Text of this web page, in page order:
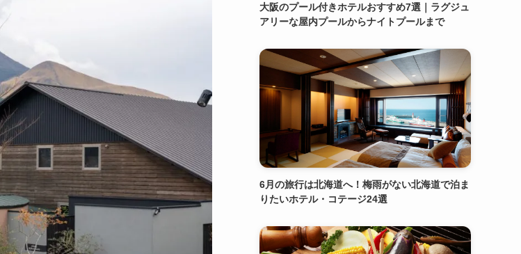
大阪のプール付きホテルおすすめ7選｜ラグジュ
アリーな屋内プールからナイトプールまで
6月の旅行は北海道へ！梅雨がない北海道で泊ま
りたいホテル・コテージ24選